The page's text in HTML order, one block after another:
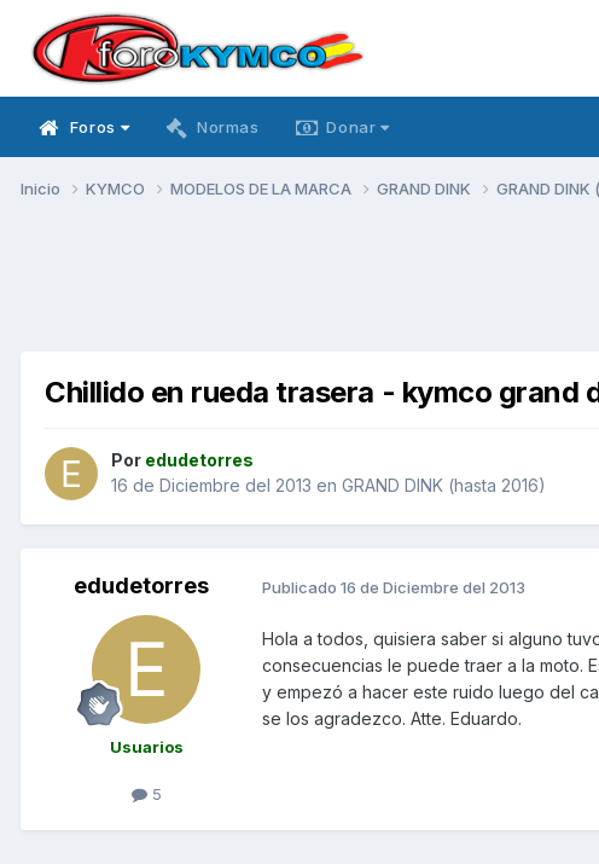
Foros Normas Donar
Inicio KYMCO MODELOS DE LA MARCA GRAND DINK GRAND
Chillido en rueda trasera - kymco grand
Por edudetorres
16 de Diciembre del 2013 en GRAND DINK (hasta 2016)
edudetorres
Usuarios
5
Publicado 16 de Diciembre del 2013
Hola a todos, quisiera saber si alguno
consecuencias le puede traer a la moto.
y empezó a hacer este ruido luego del
se los agradezco. Atte. Eduardo.